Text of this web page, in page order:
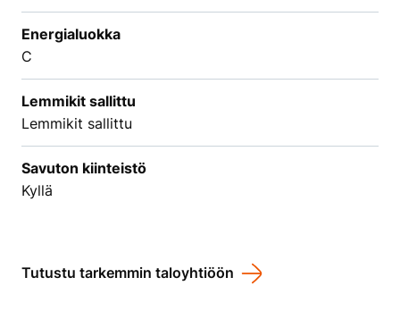
Energialuokka
C
Lemmikit sallittu
Lemmikit sallittu
Savuton kiinteistö
Kyllä
Tutustu tarkemmin taloyhtiöön